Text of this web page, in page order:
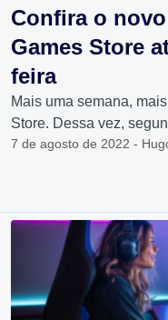
Confira o
Games Store
feira
Mais uma semana,
Store. Dessa vez,
7 de agosto de 2022 -